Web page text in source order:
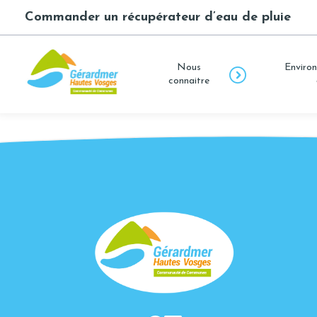
Commander un récupérateur d’eau de pluie
Nous
connaitre